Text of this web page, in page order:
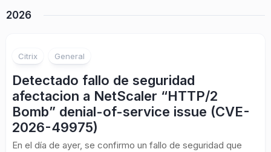
2026
Citrix General
Detectado fallo de seguridad
afectacion a NetScaler “HTTP/2
Bomb” denial-of-service issue (CVE-
2026-49975)
En el día de ayer, se confirmo un fallo de seguridad que